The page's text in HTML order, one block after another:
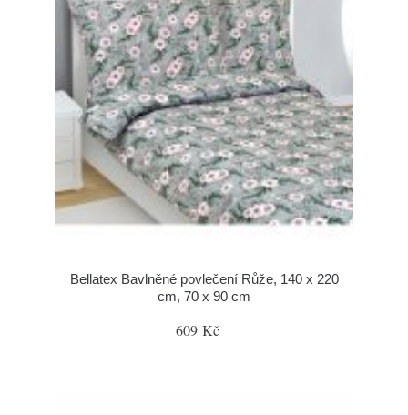
Bellatex Bavlněné povlečení Růže, 140 x 220
cm, 70 x 90 cm
609 Kč